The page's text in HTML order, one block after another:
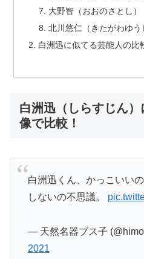
大野智（おおのさとし）
北川悠仁（きたがわゆう
白洲迅に似てる芸能人の比
白洲迅（しらすじん
像で比較！
白洲迅くん、かっこいい
しないの不思議。
— 天然名器ブス子
2021